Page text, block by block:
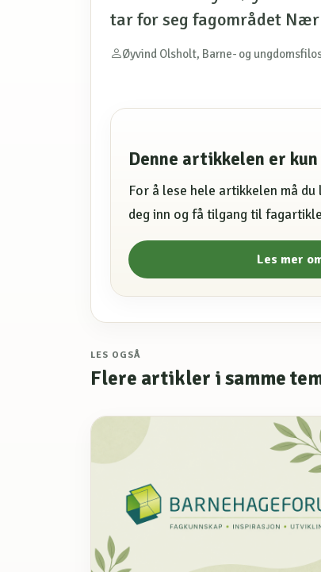
tar for seg fagområdet
Øyvind Olsholt, Barne- og
Denne artikkelen er
For å lese hele artikkelen må
deg inn og få tilgang til
Les mer
LES OGSÅ
Flere artikler i samme